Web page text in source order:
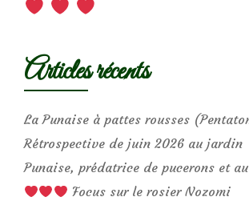
Articles récents
La Punaise à pattes rousses
Rétrospective de juin 2026 au jardin
Punaise, prédatrice de pucerons et
Focus sur le rosier Nozomi